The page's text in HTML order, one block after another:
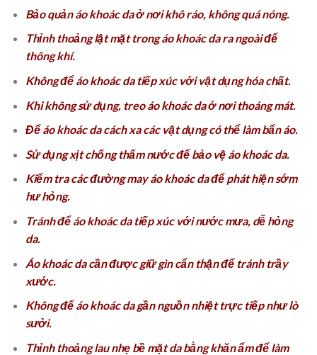
Bảo quản áo khoác da ở nơi khô ráo, không quá nóng.
Thỉnh thoảng lật mặt trong áo khoác da ra ngoài để
thông khí.
Không để áo khoác da tiếp xúc với vật dụng hóa chất.
Khi không sử dụng, treo áo khoác da ở nơi thoáng mát.
Để áo khoác da cách xa các vật dụng có thể làm bẩn áo.
Sử dụng xịt chống thấm nước để bảo vệ áo khoác da.
Kiểm tra các đường may áo khoác da để phát hiện sớm
hư hỏng.
Tránh để áo khoác da tiếp xúc với nước mưa, dễ hỏng
da.
Áo khoác da cần được giữ gìn cẩn thận để tránh trầy
xước.
Không để áo khoác da gần nguồn nhiệt trực tiếp như lò
sưởi.
Thỉnh thoảng lau nhẹ bề mặt da bằng khăn ẩm để làm